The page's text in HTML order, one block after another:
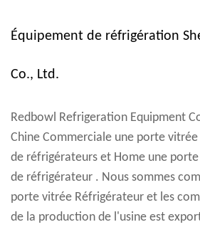
Équipement de réfrigération
Co., Ltd.
Redbowl Refrigeration Equipment
Chine Commerciale une porte vitrée
de réfrigérateurs et Home une
de réfrigérateur . Nous sommes
porte vitrée Réfrigérateur et les
de la production de l'usine est